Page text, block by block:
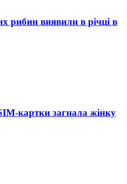
рибин виявили в річці в
картки загнала жінку